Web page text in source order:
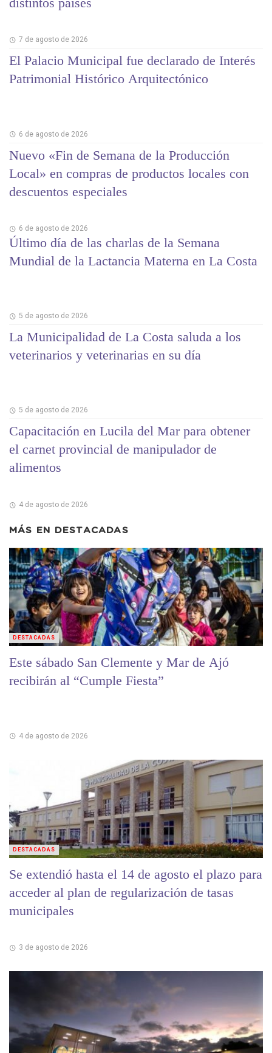
7 de agosto de 2026
El Palacio Municipal fue declarado de Interés
Patrimonial Histórico Arquitectónico
6 de agosto de 2026
Nuevo «Fin de Semana de la Producción
Local» en compras de productos locales con
descuentos especiales
6 de agosto de 2026
Último día de las charlas de la Semana
Mundial de la Lactancia Materna en La Costa
5 de agosto de 2026
La Municipalidad de La Costa saluda a los
veterinarios y veterinarias en su día
5 de agosto de 2026
Capacitación en Lucila del Mar para obtener
el carnet provincial de manipulador de
alimentos
4 de agosto de 2026
MÁS EN DESTACADAS
Este sábado San Clemente y Mar de Ajó
recibirán al “Cumple Fiesta”
4 de agosto de 2026
DESTACADAS
Se extendió hasta el 14 de agosto el plazo para
acceder al plan de regularización de tasas
municipales
3 de agosto de 2026
DESTACADAS